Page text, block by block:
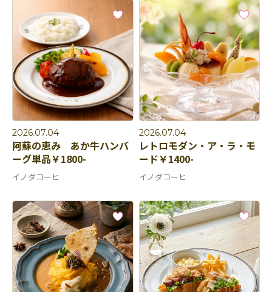
2026.07.04
阿蘇の恵み あか牛ハンバ
ーグ単品￥1800-
イノダコーヒ
2026.07.04
レトロモダン・ア・ラ・モ
ード￥1400-
イノダコーヒ